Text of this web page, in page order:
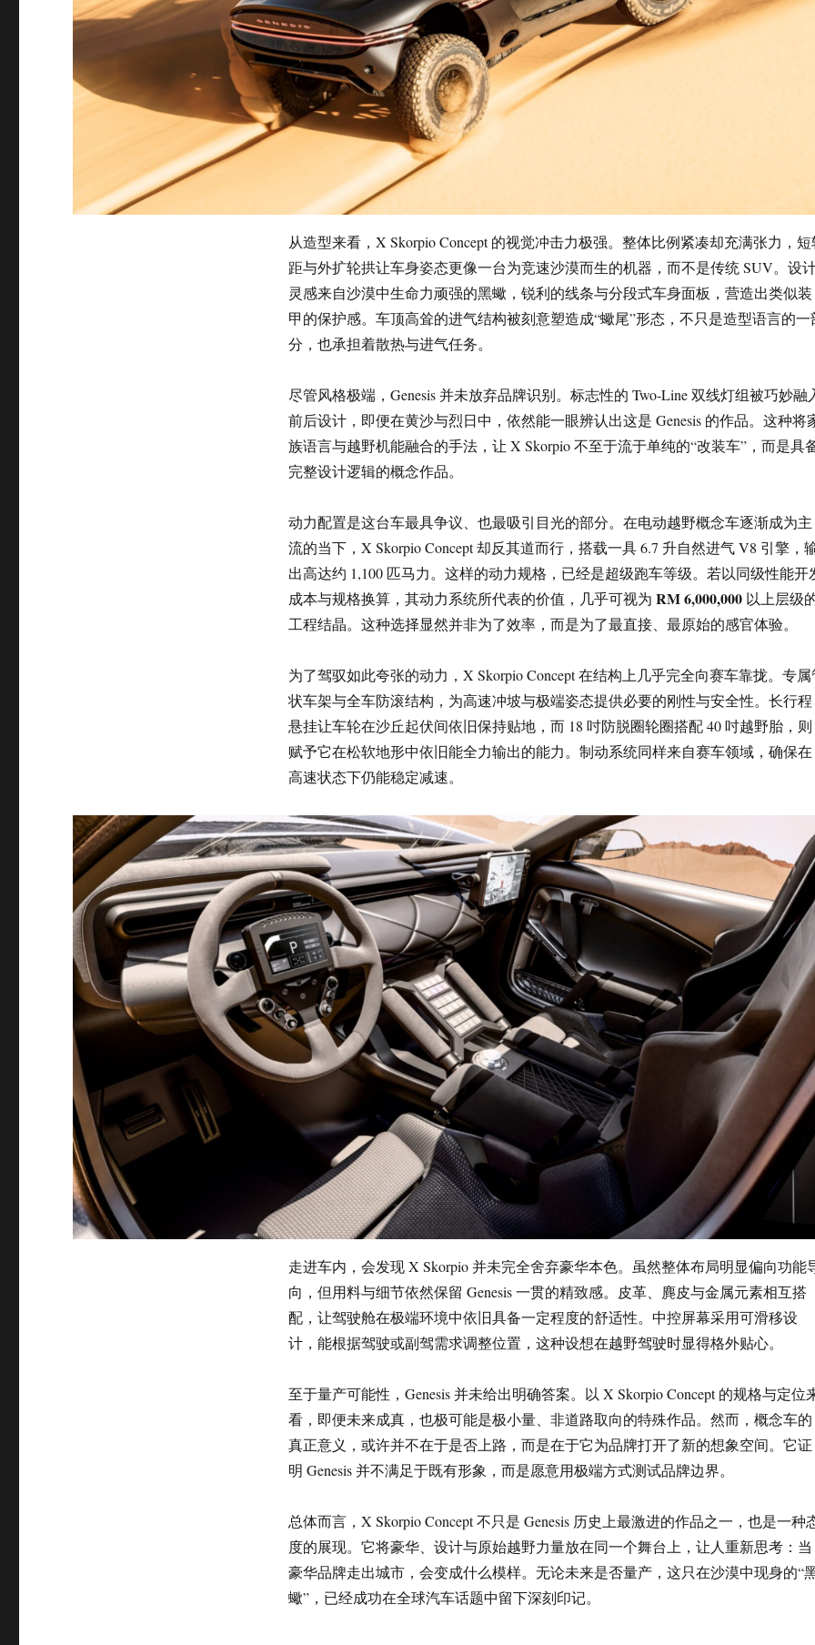
从造型来看，X Skorpio Concept 的视觉冲击力极强。整体比例紧凑却充满张力，短
距与外扩轮拱让车身姿态更像一台为竞速沙漠而生的机器，而不是传统 SUV。设
灵感来自沙漠中生命力顽强的黑蠍，锐利的线条与分段式车身面板，营造出类似装
甲的保护感。车顶高耸的进气结构被刻意塑造成“蠍尾”形态，不只是造型语言的一
分，也承担着散热与进气任务。
尽管风格极端，Genesis 并未放弃品牌识别。标志性的 Two-Line 双线灯组被巧妙融
前后设计，即便在黄沙与烈日中，依然能一眼辨认出这是 Genesis 的作品。这种将
族语言与越野机能融合的手法，让 X Skorpio 不至于流于单纯的“改装车”，而是具
完整设计逻辑的概念作品。
动力配置是这台车最具争议、也最吸引目光的部分。在电动越野概念车逐渐成为主
流的当下，X Skorpio Concept 却反其道而行，搭载一具 6.7 升自然进气 V8 引擎，
出高达约 1,100 匹马力。这样的动力规格，已经是超级跑车等级。若以同级性能开
成本与规格换算，其动力系统所代表的价值，几乎可视为 RM 6,000,000以上层级
工程结晶。这种选择显然并非为了效率，而是为了最直接、最原始的感官体验。
为了驾驭如此夸张的动力，X Skorpio Concept 在结构上几乎完全向赛车靠拢。专属
状车架与全车防滚结构，为高速冲坡与极端姿态提供必要的刚性与安全性。长行程
悬挂让车轮在沙丘起伏间依旧保持贴地，而 18 吋防脱圈轮圈搭配 40 吋越野胎，则
赋予它在松软地形中依旧能全力输出的能力。制动系统同样来自赛车领域，确保在
高速状态下仍能稳定减速。
走进车内，会发现 X Skorpio 并未完全舍弃豪华本色。虽然整体布局明显偏向功能
向，但用料与细节依然保留 Genesis 一贯的精致感。皮革、麂皮与金属元素相互搭
配，让驾驶舱在极端环境中依旧具备一定程度的舒适性。中控屏幕采用可滑移设
计，能根据驾驶或副驾需求调整位置，这种设想在越野驾驶时显得格外贴心。
至于量产可能性，Genesis 并未给出明确答案。以 X Skorpio Concept 的规格与定位
看，即便未来成真，也极可能是极小量、非道路取向的特殊作品。然而，概念车的
真正意义，或许并不在于是否上路，而是在于它为品牌打开了新的想象空间。它证
明 Genesis 并不满足于既有形象，而是愿意用极端方式测试品牌边界。
总体而言，X Skorpio Concept 不只是 Genesis 历史上最激进的作品之一，也是一种
度的展现。它将豪华、设计与原始越野力量放在同一个舞台上，让人重新思考：当
豪华品牌走出城市，会变成什么模样。无论未来是否量产，这只在沙漠中现身的“
蠍”，已经成功在全球汽车话题中留下深刻印记。